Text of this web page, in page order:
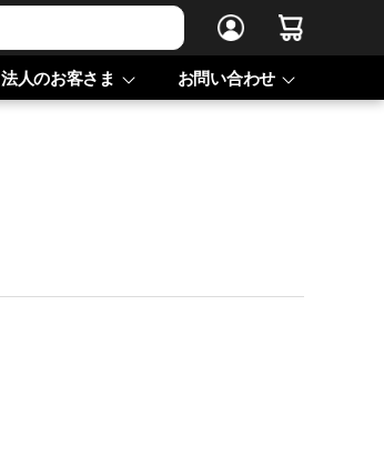
法人のお客さま お問い合わせ